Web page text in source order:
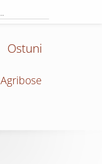
Ostuni
Agribose